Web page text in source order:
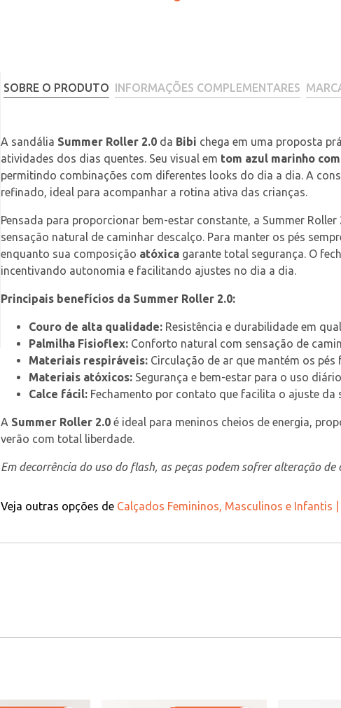
SOBRE O PRODUTO INFORMAÇÕES COMPLEMENTARES
A sandália Summer Roller 2.0 da Bibi chega em uma proposta
atividades dos dias quentes. Seu visual em tom azul marinho
permitindo combinações com diferentes looks do dia a dia. A
refinado, ideal para acompanhar a rotina ativa das crianças.
Pensada para proporcionar bem-estar constante, a Summer Roller
sensação natural de caminhar descalço. Para manter os pés
enquanto sua composição atóxica garante total segurança. O
incentivando autonomia e facilitando ajustes no dia a dia.
Principais benefícios da Summer Roller 2.0:
Couro de alta qualidade: Resistência e durabilidade em
Palmilha Fisioflex: Conforto natural com sensação de
Materiais respiráveis: Circulação de ar que mantém os pés
Materiais atóxicos: Segurança e bem-estar para o uso
Calce fácil: Fechamento por contato que facilita o ajuste da
A Summer Roller 2.0 é ideal para meninos cheios de energia,
verão com total liberdade.
Em decorrência do uso do flash, as peças podem sofrer alteração de
Veja outras opções de Calçados Femininos, Masculinos e Infantis